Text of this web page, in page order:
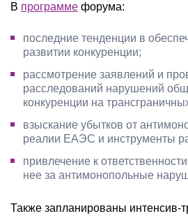
В программе форума:
последние тенденции в
развитии конкуренции;
рассмотрение заявлений и
расследований нарушений
конкуренции на
взыскание убытков от
реалии ЕАЭС и инструменты
привлечение к
нее за антимонопольные
Также запланированы интенсив-